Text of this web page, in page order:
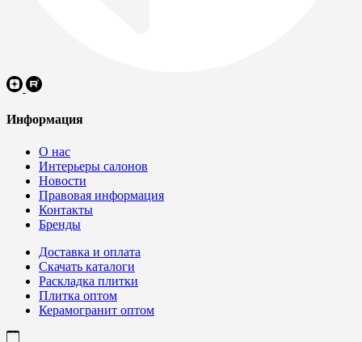
Информация
О нас
Интерьеры салонов
Новости
Правовая информация
Контакты
Бренды
Доставка и оплата
Скачать каталоги
Раскладка плитки
Плитка оптом
Керамогранит оптом